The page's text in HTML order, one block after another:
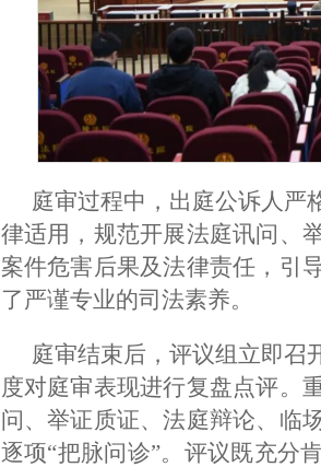
庭审过程中，出庭公诉人严
律适用，规范开展法庭讯问、
案件危害后果及法律责任，引
了严谨专业的司法素养。
庭审结束后，评议组立即召
度对庭审表现进行复盘点评。
问、举证质证、法庭辩论、临
逐项“把脉问诊”。评议既充分